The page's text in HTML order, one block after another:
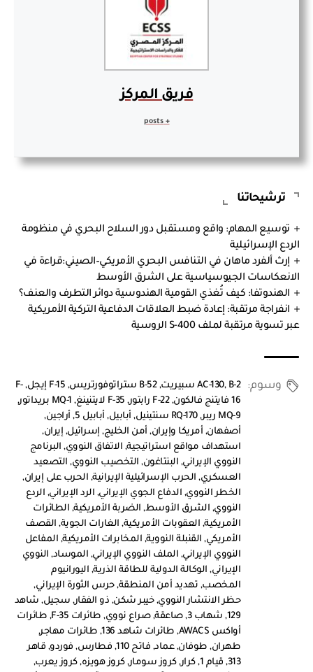
فريق المركز
ترشيحاتنا
توسيع المهام: واقع ومستقبل دور السلاح البحري في منظومة
الردع الإسرائيلية
إرث ألفرد ماهان في التنافس البحري الأمريكي–الصيني:قراءة في
الانعكاسات الجيوسياسية على الشرق الأوسط
الهندوتفا: كيف تُغذي القومية الهندوسية دوائر التطرف والعنف؟
انفراجة مرتقبة: إعادة ضبط العلاقات الدفاعية التركية الأمريكية
عبر تسوية مرتقبة لملف S-400 الروسية
وسوم: AC-130,B-2 سبيريت ,B-52 ستراتوفورتريس , F-15 إيجل ,
F-
16 فايتنج فالكون
,F-22 رابتور ,F-35 لايتنينغ ,MQ-1 بريداتور
,
MQ-9 ريبر
,RQ-170 سنتينيل , أبابيل, أبابيل 5 ,أراجين,
أصفهان,أمريكا وإيران,أمن الخليج,إسرائيل, إيران,
استهداف مواقع استراتيجية,الاتفاق النووي,البرنامج
النووي الإيراني, البنتاغون,التخصيب النووي,التصعيد
العسكري,الحرب الإسرائيلية الإيرانية,الحرب على إيران,
الخطر النووي,الدفاع الجوي الإيراني, الرد الإيراني, الردع
النووي,الشرق الأوسط,الضربة الأمريكية,الطائرات
الأمريكية,العقوبات الأمريكية,الغارات الجوية,القصف
الأمريكي, القنبلة النووية,المخابرات الأمريكية,المفاعل
النووي الإيراني, الملف النووي الإيراني, الموساد,النووي
الإيراني, الوكالة الدولية للطاقة الذرية,اليورانيوم
المخصب,تهديد أمن المنطقة,حرس الثورة الإيراني,
حظر الانتشار النووي,خيبر شكن,ذو الفقار,سجيل, شاهد
129
,شهاب 3 ,صاعقة,صراع نووي,طائرات F-35 ,طائرات
أواكس AWACS
,طائرات شاهد 136 ,طائرات مهاجر,
طهران,طوفان,عماد,فاتح 110 ,فطارس, فوردو,قاهر
313
,قيام 1 ,كرار ,كروز سومار,كروز هويزه,كروز يعرب,